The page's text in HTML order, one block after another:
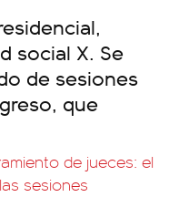
social X. Se
de sesiones
que
de jueces: el
sesiones